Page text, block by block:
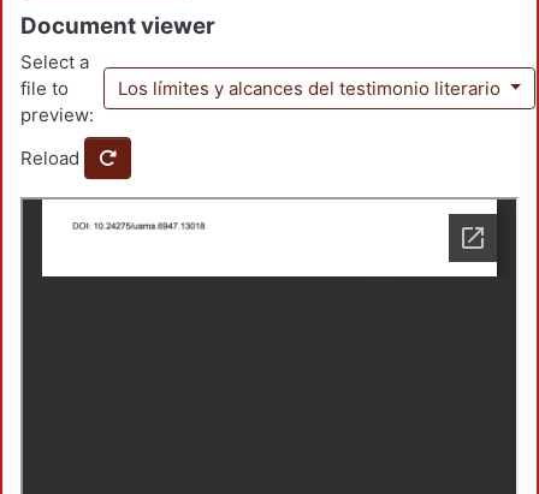
Document viewer
Select a
file to
preview:
Los límites y alcances del testimonio literario
Reload